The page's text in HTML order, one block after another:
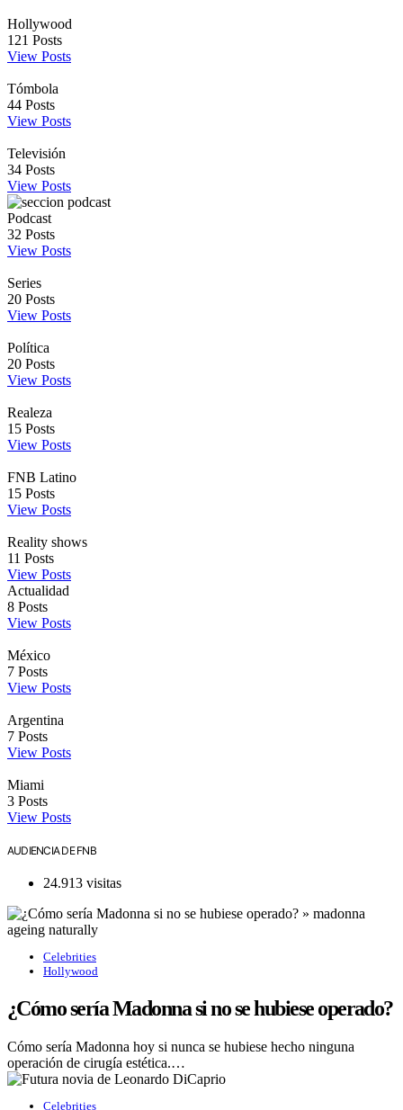
Hollywood
121 Posts
View Posts
Tómbola
44 Posts
View Posts
Televisión
34 Posts
View Posts
Podcast
32 Posts
View Posts
Series
20 Posts
View Posts
Política
20 Posts
View Posts
Realeza
15 Posts
View Posts
FNB Latino
15 Posts
View Posts
Reality shows
11 Posts
View Posts
Actualidad
8 Posts
View Posts
México
7 Posts
View Posts
Argentina
7 Posts
View Posts
Miami
3 Posts
View Posts
AUDIENCIA DE FNB
24.913 visitas
Celebrities
Hollywood
¿Cómo sería Madonna si no se hubiese operado?
Cómo sería Madonna hoy si nunca se hubiese hecho ninguna
operación de cirugía estética.…
Celebrities